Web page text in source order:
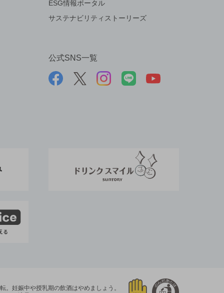
ESG情報ポータル
サステナビリティストーリーズ
公式SNS一覧
。 妊娠中や授乳期の飲酒はやめましょう。